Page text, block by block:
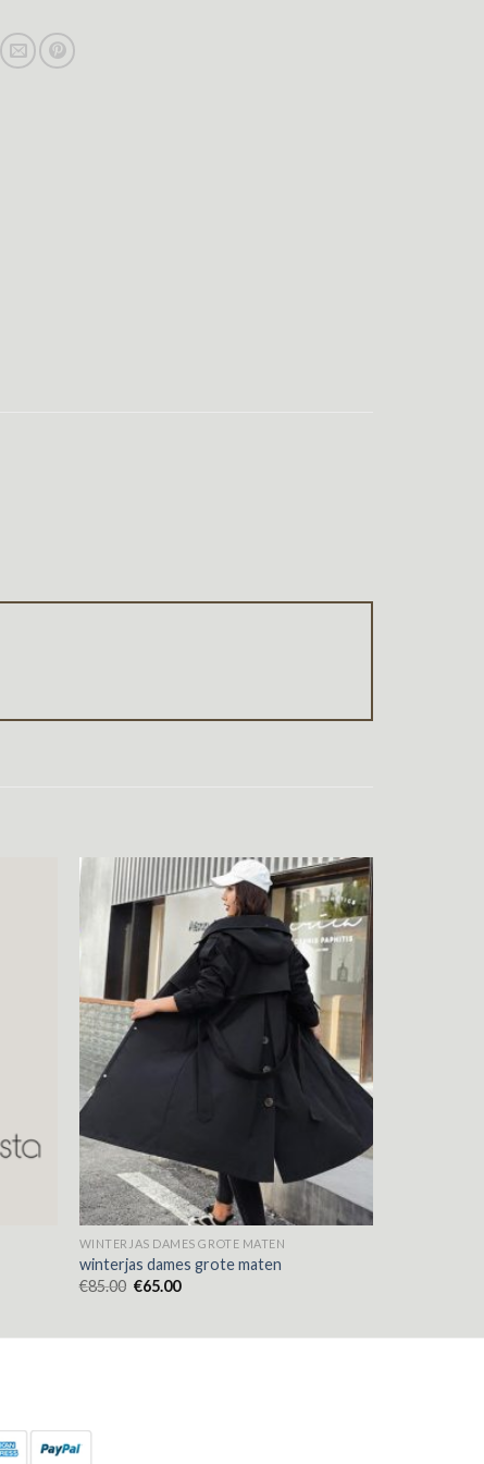
WINTERJAS DAMES GROTE MATEN
winterjas dames grote maten
€85.00 €65.00